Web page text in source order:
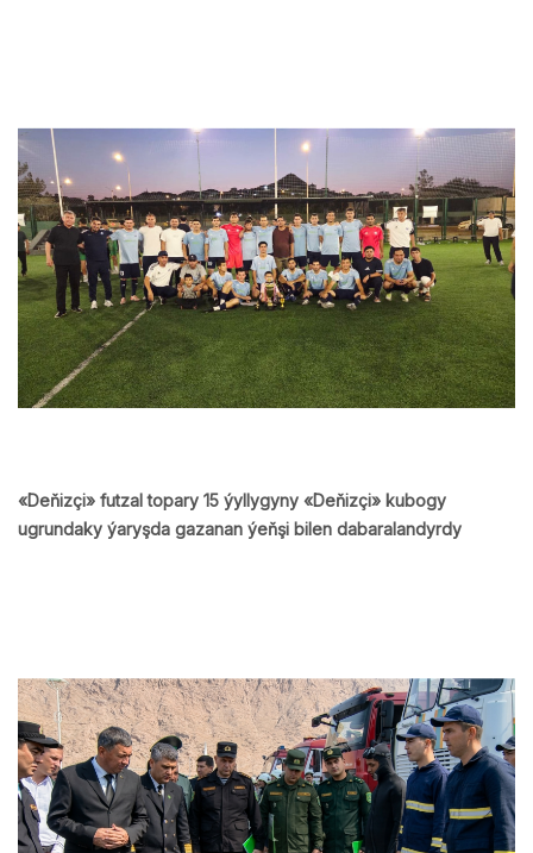
«Deňizçi» futzal topary 15 ýyllygyny «Deňizçi» kubogy
ugrundaky ýaryşda gazanan ýeňşi bilen dabaralandyrdy